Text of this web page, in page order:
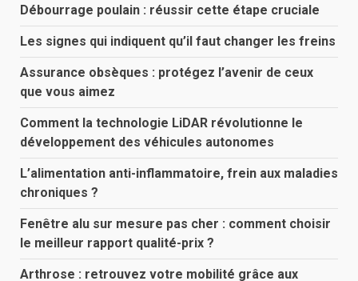
Débourrage poulain : réussir cette étape cruciale
Les signes qui indiquent qu’il faut changer les freins
Assurance obsèques : protégez l’avenir de ceux
que vous aimez
Comment la technologie LiDAR révolutionne le
développement des véhicules autonomes
L’alimentation anti-inflammatoire, frein aux maladies
chroniques ?
Fenêtre alu sur mesure pas cher : comment choisir
le meilleur rapport qualité-prix ?
Arthrose : retrouvez votre mobilité grâce aux